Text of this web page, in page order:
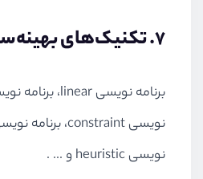
7. تکنیک‌های بهینه‌سازی
برنامه نویسیlinear، برنامه‌
نویسیconstraint، برنامه
نویسیheuristic و ... .